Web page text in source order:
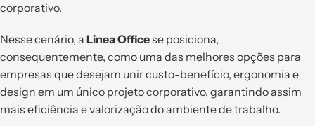
corporativo.
Nesse cenário, a Linea Officese posiciona,
consequentemente, como uma das melhores opções para
empresas que desejam unir custo-benefício, ergonomia e
design em um único projeto corporativo, garantindo assim
mais eficiência e valorização do ambiente de trabalho.